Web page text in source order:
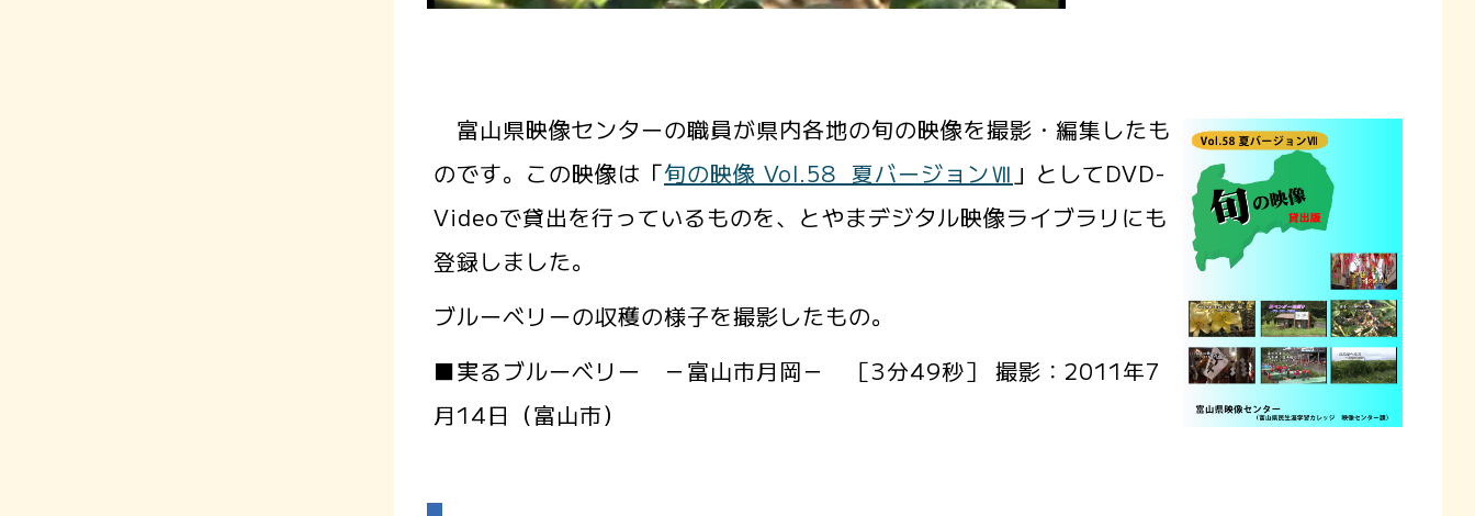
富山県映像センターの職員が県内各地の旬の映像を撮影・編集したも
のです。この映像は「旬の映像 Vol.58 夏バージョンⅦ 」としてDVD-
Videoで貸出を行っているものを、とやまデジタル映像ライブラリにも
登録しました。
ブルーベリーの収穫の様子を撮影したもの。
■実るブルーベリー －富山市月岡－ ［3分49秒］ 撮影：2011年7
月14日（富山市）